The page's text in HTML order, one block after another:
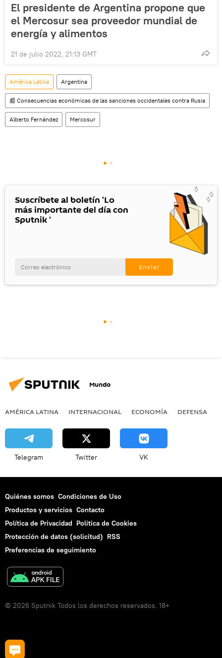
El presidente de Argentina propone que
el Mercosur sea proveedor mundial de
energía y alimentos
21 de julio 2022, 21:13 GMT
América Latina Argentina
📰 Consecuencias económicas de las sanciones occidentales contra Rusia
Alberto Fernández Mercosur
Suscríbete al boletín 'Lo
más importante del día con
Sputnik '
Mundo
AMÉRICA LATINA INTERNACIONAL ECONOMÍA DEFENSA
Telegram Twitter VK
Quiénes somos Condiciones de Uso
Productos y servicios Contacto
Política de Privacidad Politica de Cookies
Protección de datos (solicitud) RSS
Preferencias de seguimiento
© 2026 Sputnik Todos los derechos reservados. 18+